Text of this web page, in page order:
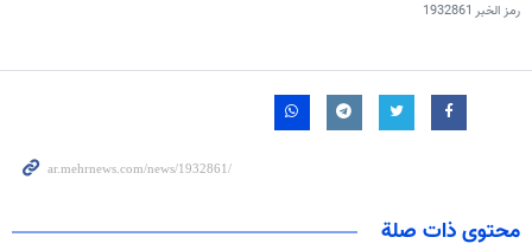
رمز الخبر 1932861
محتوى ذات صلة